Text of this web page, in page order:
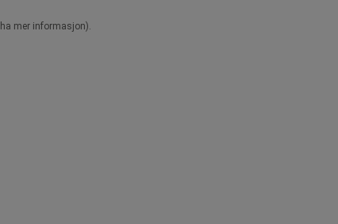
mer informasjon).